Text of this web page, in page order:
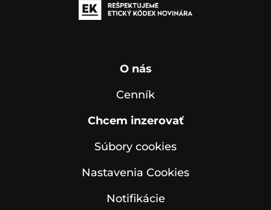
O nás
Cenník
Chcem inzerovať
Súbory cookies
Nastavenia Cookies
Notifikácie